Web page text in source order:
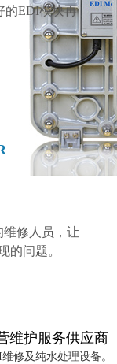
的EDI模块再
修人员，让
的问题。
维护服务供应商
修及纯水处理设备。